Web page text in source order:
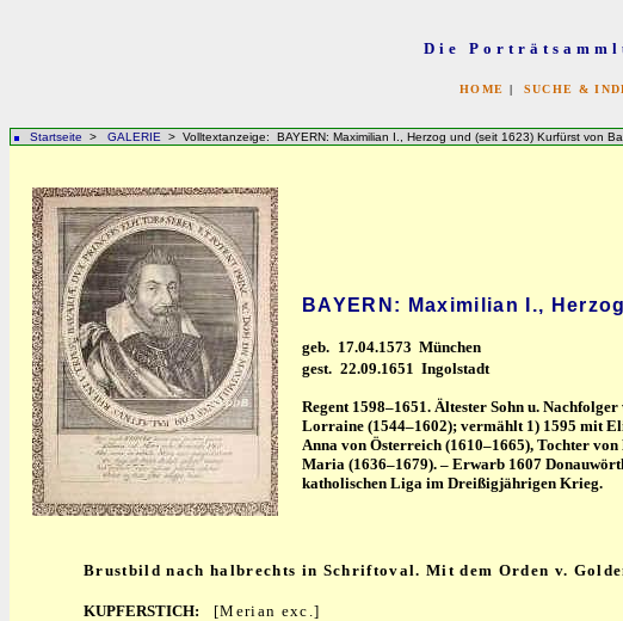
Die
HOME | SUCHE &
Startseite > GALERIE > Volltextanzeige: BAYERN: Maximilian I., Herzog und (seit 1623) Kurfürst von
BAYERN: Maximilian I.,
geb. 17.04.1573 München
gest. 22.09.1651 Ingolstadt
Regent 1598–1651. Ältester Sohn u.
Lorraine (1544–1602); vermählt 1) 1595 mit
Anna von Österreich (1610–1665), Tochter
Maria (1636–1679). – Erwarb 1607
katholischen Liga im Dreißigjährigen Krieg.
Brustbild nach halbrechts in Schriftoval. Mit dem Orden v.
KUPFERSTICH:
[Merian exc.]